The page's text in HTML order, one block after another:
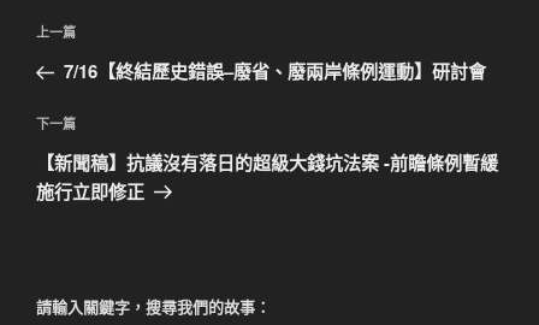
文
導
覽
上
一
文
章
上一篇
7/16【終結歷史錯誤–廢省、廢兩岸條例運動】研討會
下
一
篇
下一篇
【新聞稿】抗議沒有落日的超級大錢坑法案 -前瞻條例暫緩
施行立即修正
請輸入關鍵字，搜尋我們的故事：